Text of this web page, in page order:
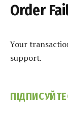
Order
Your
support.